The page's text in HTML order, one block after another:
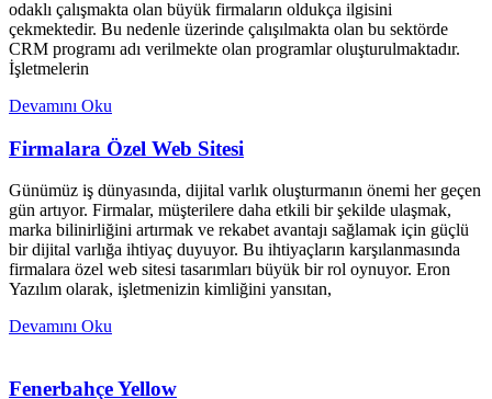
odaklı çalışmakta olan büyük firmaların oldukça ilgisini
çekmektedir. Bu nedenle üzerinde çalışılmakta olan bu sektörde
CRM programı adı verilmekte olan programlar oluşturulmaktadır.
İşletmelerin
Devamını Oku
Firmalara Özel Web Sitesi
Günümüz iş dünyasında, dijital varlık oluşturmanın önemi her geçen
gün artıyor. Firmalar, müşterilere daha etkili bir şekilde ulaşmak,
marka bilinirliğini artırmak ve rekabet avantajı sağlamak için güçlü
bir dijital varlığa ihtiyaç duyuyor. Bu ihtiyaçların karşılanmasında
firmalara özel web sitesi tasarımları büyük bir rol oynuyor. Eron
Yazılım olarak, işletmenizin kimliğini yansıtan,
Devamını Oku
Fenerbahçe Yellow